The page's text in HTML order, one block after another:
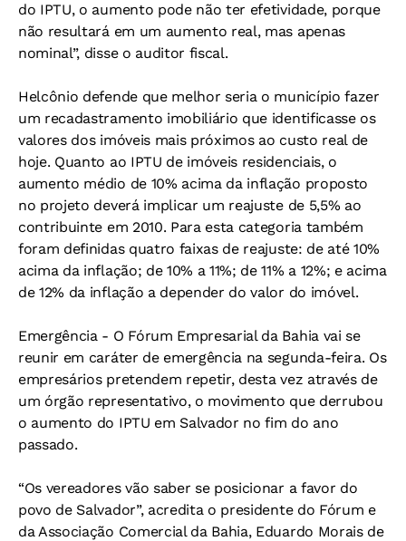
do IPTU, o aumento pode não ter efetividade, porque
não resultará em um aumento real, mas apenas
nominal”, disse o auditor fiscal.
Helcônio defende que melhor seria o município fazer
um recadastramento imobiliário que identificasse os
valores dos imóveis mais próximos ao custo real de
hoje. Quanto ao IPTU de imóveis residenciais, o
aumento médio de 10% acima da inflação proposto
no projeto deverá implicar um reajuste de 5,5% ao
contribuinte em 2010. Para esta categoria também
foram definidas quatro faixas de reajuste: de até 10%
acima da inflação; de 10% a 11%; de 11% a 12%; e acima
de 12% da inflação a depender do valor do imóvel.
Emergência - O Fórum Empresarial da Bahia vai se
reunir em caráter de emergência na segunda-feira. Os
empresários pretendem repetir, desta vez através de
um órgão representativo, o movimento que derrubou
o aumento do IPTU em Salvador no fim do ano
passado.
“Os vereadores vão saber se posicionar a favor do
povo de Salvador”, acredita o presidente do Fórum e
da Associação Comercial da Bahia, Eduardo Morais de